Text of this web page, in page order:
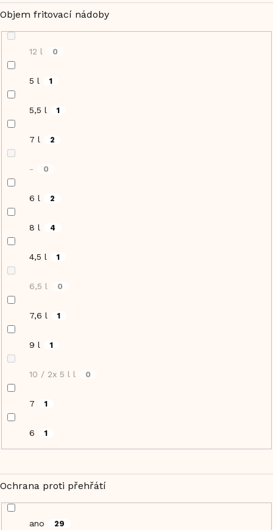
Objem fritovací nádoby
12 l 0
5 l 1
5,5 l 1
7 l 2
- 0
6 l 2
8 l 4
4,5 l 1
6,5 l 0
7,6 l 1
9 l 1
10 / 2x 5 l l 0
7 1
6 1
Ochrana proti přehřátí
ano 29